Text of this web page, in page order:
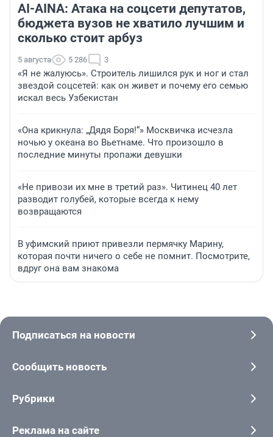
AI-AINA: Атака на соцсети депутатов,
бюджета вузов не хватило лучшим и
сколько стоит арбуз
5 августа 5 286 3
«Я не жалуюсь». Строитель лишился рук и ног и стал
звездой соцсетей: как он живет и почему его семью
искал весь Узбекистан
«Она крикнула: „Дядя Боря!“» Москвичка исчезла
ночью у океана во Вьетнаме. Что произошло в
последние минуты пропажи девушки
«Не привози их мне в третий раз». Читинец 40 лет
разводит голубей, которые всегда к нему
возвращаются
В уфимский приют привезли пермячку Марину,
которая почти ничего о себе не помнит. Посмотрите,
вдруг она вам знакома
Подписаться на новости
Сообщить новость
Рубрики
Реклама на сайте